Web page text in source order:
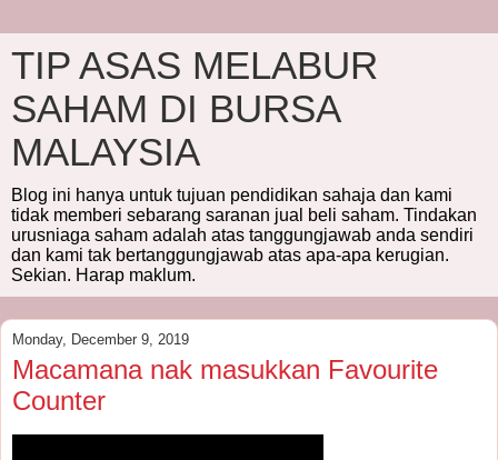
TIP ASAS MELABUR
SAHAM DI BURSA
MALAYSIA
Blog ini hanya untuk tujuan pendidikan sahaja dan kami
tidak memberi sebarang saranan jual beli saham. Tindakan
urusniaga saham adalah atas tanggungjawab anda sendiri
dan kami tak bertanggungjawab atas apa-apa kerugian.
Sekian. Harap maklum.
Monday, December 9, 2019
Macamana nak masukkan Favourite
Counter